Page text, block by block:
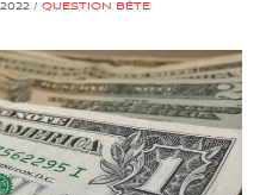
/ QUESTION BÊTE